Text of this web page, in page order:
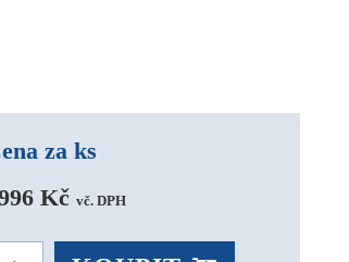
za ks
Kč vč. DPH